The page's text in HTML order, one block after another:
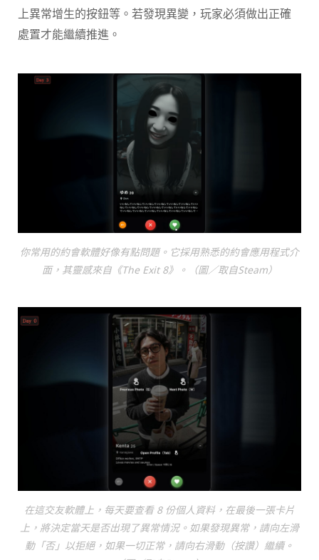
上異常增生的按鈕等。若發現異變，玩家必須做出正確
處置才能繼續推進。
你常用的約會軟體好像有點問題。它採用熟悉的約會應用程式介
面，其靈感來自《The Exit 8》。（圖／取自Steam）
在這交友軟體上，每天要查看 8 份個人資料，在最後一張卡片
上，將決定當天是否出現了異常情況。如果發現異常，請向左滑
動「否」以拒絕，如果一切正常，請向右滑動（按讚）繼續。